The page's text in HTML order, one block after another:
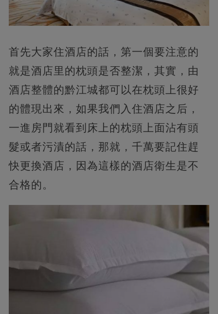
首先大家住酒店的話， 第一個要注意的
就是酒店里的枕頭是否整潔，其實，由
酒店整體的黔江城都可以在枕頭上很好
的體現出來，如果我們入住酒店之后，
一進房門就看到床上的枕頭上面沾有頭
髮或者污漬的話， 那就，千萬要記住趕
快更換酒店，因為這樣的酒店衛生是不
合格的。